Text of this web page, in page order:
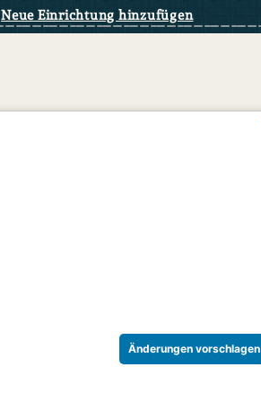
Neue Einrichtung hinzufügen
Änderungen vorschlagen